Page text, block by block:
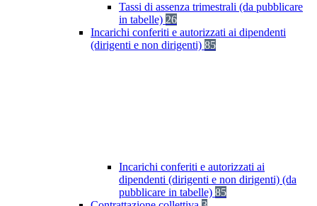
Tassi di assenza trimestrali (da pubblicare
in tabelle) 26
Incarichi conferiti e autorizzati ai dipendenti
(dirigenti e non dirigenti) 85
Incarichi conferiti e autorizzati ai
dipendenti (dirigenti e non dirigenti) (da
pubblicare in tabelle) 85